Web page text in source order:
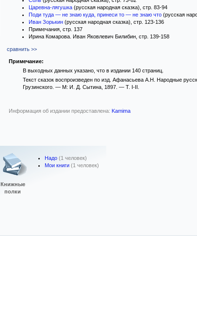
Царевна-лягушка (русская народная сказка), стр. 83-94
Поди туда — не знаю куда, принеси то — не знаю что (русская
Иван Зорькин (русская народная сказка), стр. 123-136
Примечания, стр. 137
Ирина Комарова. Иван Яковлевич Билибин, стр. 139-158
сравнить >>
Примечание:
В выходных данных указано, что в издании 140 страниц.
Текст сказок воспроизведен по изд. Афанасьева А.Н. Народные
Грузинского. — М: И. Д. Сытина, 1897. — Т. I-II.
Информация об издании предоставлена: Kamima
Книжные
полки
Надо (1 человек)
Мои книги (1 человек)